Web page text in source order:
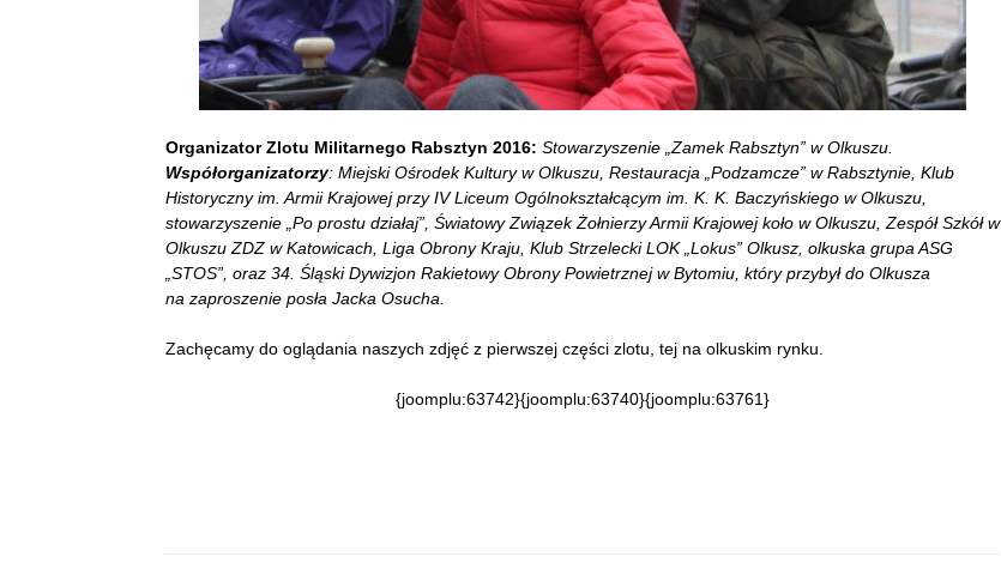
Organizator Zlotu Militarnego Rabsztyn 2016: Stowarzyszenie „Zamek Rabsztyn” w Olkuszu.
Współorganizatorzy: Miejski Ośrodek Kultury w Olkuszu, Restauracja „Podzamcze” w Rabsztynie, Klub
Historyczny im. Armii Krajowej przy IV Liceum Ogólnokształcącym im. K. K. Baczyńskiego w Olkuszu,
stowarzyszenie „Po prostu działaj”, Światowy Związek Żołnierzy Armii Krajowej koło w Olkuszu, Zespół Szkół w
Olkuszu ZDZ w Katowicach, Liga Obrony Kraju, Klub Strzelecki LOK „Lokus” Olkusz, olkuska grupa ASG
„STOS”, oraz 34. Śląski Dywizjon Rakietowy Obrony Powietrznej w Bytomiu, który przybył do Olkusza
na zaproszenie posła Jacka Osucha.
Zachęcamy do oglądania naszych zdjęć z pierwszej części zlotu, tej na olkuskim rynku.
{joomplu:63742}{joomplu:63740}{joomplu:63761}